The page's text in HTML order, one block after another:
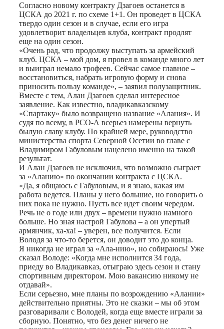
Согласно новому контракту Дзагоев останется в
ЦСКА до 2021 г. по схеме 1+1. Он проведет в ЦСКА
твердо один сезон и в случае, если его игра
удовлетворит владельцев клуба, контракт продлят
еще на один сезон.
«Очень рад, что продолжу выступать за армейский
клуб. ЦСКА – мой дом, я провел в команде много лет
и выиграл немало трофеев. Сейчас самое главное –
восстановиться, набрать игровую форму и снова
приносить пользу команде», – заявил полузащитник.
Вместе с тем, Алан Дзагоев сделал интересное
заявление. Как известно, владикавказскому
«Спартаку» было возвращено название «Алания». И
судя по всему, в РСО-А всерьез намерены вернуть
былую славу клубу. По крайней мере, руководство
министерства спорта Северной Осетии во главе с
Владимиром Габуловым нацелено именно на такой
результат.
И Алан Дзагоев не исключил, что возможно сыграет
за «Аланию» по окончании контракта с ЦСКА.
«Да, я общаюсь с Габуловым, и я знаю, какая им
работа ведется. Планы у него большие, но говорить о
них пока не нужно. Пусть все идет своим чередом.
Речь не о годе или двух – времени нужно намного
больше. Но зная настрой Габулова – а он упертый
армянчик, ха-ха! – уверен, все получится. Если
Володя за что-то берется, он доводит это до конца.
Я никогда не играл за «Ала-нию», но собираюсь! Уже
сказал Володе: «Когда мне исполнится 34 года,
приеду во Владикавказ, отыграю здесь сезон и стану
спортивным директором. Мою вакансию никому не
отдавай».
Если серьезно, мне планы по возрождению «Алании»
действительно приятны. Это не сказки – мы об этом
разговаривали с Володей, когда еще вместе играли за
сборную. Понятно, что без денег ничего не